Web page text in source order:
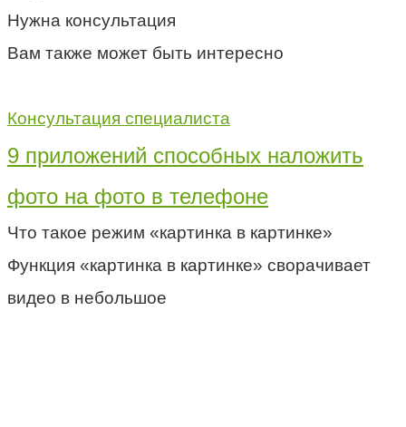
Нужна консультация
Вам также может быть интересно
Консультация специалиста
9 приложений способных наложить
фото на фото в телефоне
Что такое режим «картинка в картинке»
Функция «картинка в картинке» сворачивает
видео в небольшое